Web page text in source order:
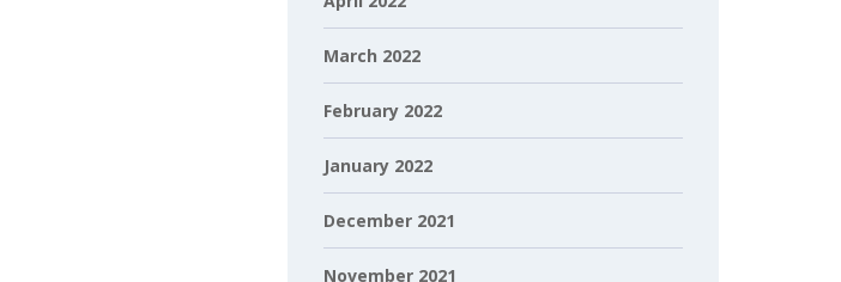
March 2022
February 2022
January 2022
December 2021
November 2021